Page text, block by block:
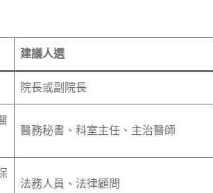
建議人選
院長或副院長
醫務秘書、科室主任、主治醫師
法務人員、法律顧問